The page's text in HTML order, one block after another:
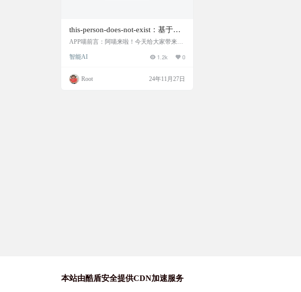
this-person-does-not-exist：基于
GAN生成虚拟人物照片的深度学习
是不存在的人物，代码实现了生成
建逼真的人脸图像
APP喵前言：阿喵来啦！今天给大家带来一
oes-not-exist。这个项目利用生成对抗网络
全虚构的人物照片。想象一下，你能看到一
张张逼真的人脸图像，但他们在现实世界中
智能AI 1.2k 0
Root 24年11月27日
本站由酷盾安全提供CDN加速服务